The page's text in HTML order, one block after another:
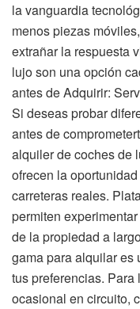
la vanguardia
menos piezas
extrañar la respuesta
lujo son una opción
antes de Adquirir:
Si deseas probar
antes de
alquiler de coches de
ofrecen la
carreteras reales.
permiten
de la propiedad a
gama para alquilar es
tus preferencias.
ocasional en circuito,